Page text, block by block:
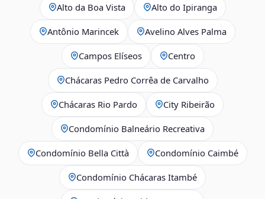
Alto da Boa Vista Alto do Ipiranga
Antônio Marincek Avelino Alves Palma
Campos Elíseos Centro
Chácaras Pedro Corrêa de Carvalho
Chácaras Rio Pardo City Ribeirão
Condomínio Balneário Recreativa
Condomínio Bella Città Condomínio Caimbé
Condomínio Chácaras Itambé